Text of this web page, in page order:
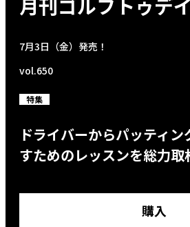
月刊ゴルフトゥデイ
7月3日（金）発売！
vol.650
特集
ドライバーからパッティ
すためのレッスンを総力取
購入